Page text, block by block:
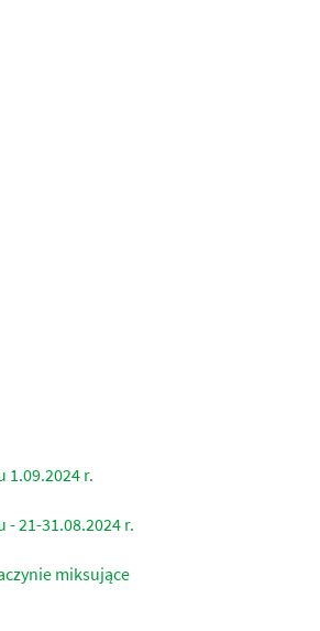
1.09.2024 r.
21-31.08.2024 r.
miksujące